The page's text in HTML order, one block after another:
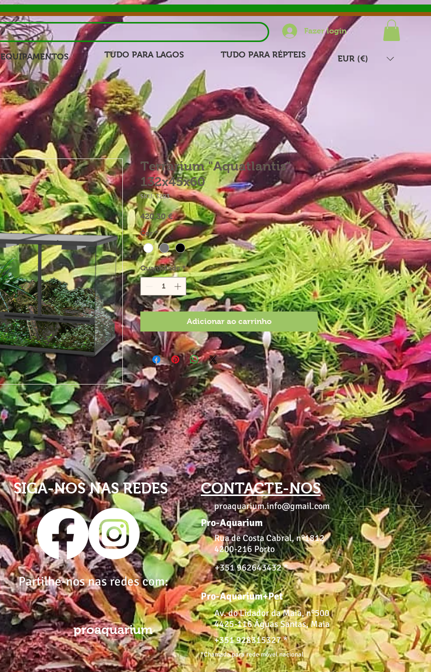
Fazer login
EQUIPAMENTOS TUDO PARA LAGOS TUDO PARA RÉPTEIS EUR (€)
Terrarium "Aquatlantis"
132x45x60
SKU: 3283
420,30 €Preço
Cor *
Quantidade *
Adicionar ao carrinho
SIGA-NOS NAS REDES CONTACTE-NOS
proaquarium.info@gmail.com
Pro-Aquarium
Rua de Costa Cabral, nº1812
4200-216 Porto
+351 962643432 *
Partilhe-nos nas redes com:
proaquarium
Pro-Aquarium+Pet
Av. do Lidador da Maia, nº500
4425-116 Águas Santas, Maia
+351 928315327 *
*Chamada para rede móvel nacional